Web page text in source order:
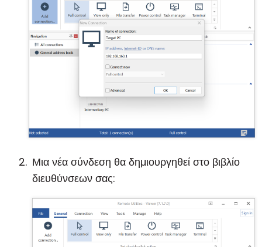
Μια νέα σύνδεση θα δημιουργηθεί στο βιβλίο
διευθύνσεων σας: